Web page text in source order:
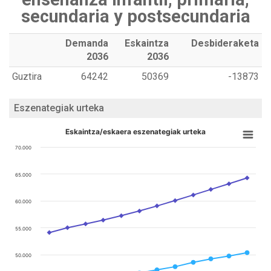
secundaria y postsecundaria
Demanda
2036
Eskaintza
2036
Desbideraketa
Guztira 64242 50369 -13873
Eszenategiak urteka
Eskaintza/eskaera eszenategiak urteka
50.000
55.000
60.000
65.000
70.000